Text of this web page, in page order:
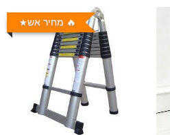
🔥 מחיר אש